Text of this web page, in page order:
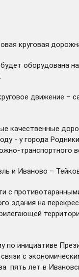
круговая
оборудована
движение –
качественные
- у города
транспортного
и Иваново –
с
здания на
по инициативе
с
пять лет в